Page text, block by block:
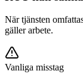
När tjänsten
gäller arbete.
Vanliga misstag